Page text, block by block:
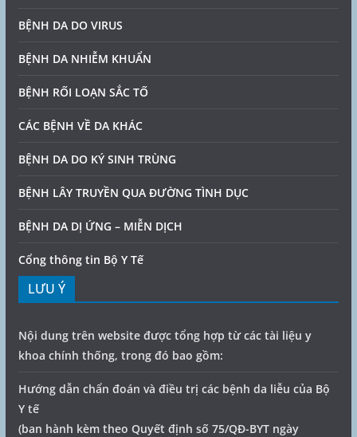
BỆNH DA DO VIRUS
BỆNH DA NHIỄM KHUẨN
BỆNH RỐI LOẠN SẮC TỐ
CÁC BỆNH VỀ DA KHÁC
BỆNH DA DO KÝ SINH TRÙNG
BỆNH LÂY TRUYỀN QUA ĐƯỜNG TÌNH DỤC
BỆNH DA DỊ ỨNG – MIỄN DỊCH
Cổng thông tin Bộ Y Tế
LƯU Ý
Nội dung trên website được tổng hợp từ các tài liệu y
khoa chính thống, trong đó bao gồm:
Hướng dẫn chẩn đoán và điều trị các bệnh da liễu của Bộ
Y tế
(ban hành kèm theo Quyết định số 75/QĐ-BYT ngày